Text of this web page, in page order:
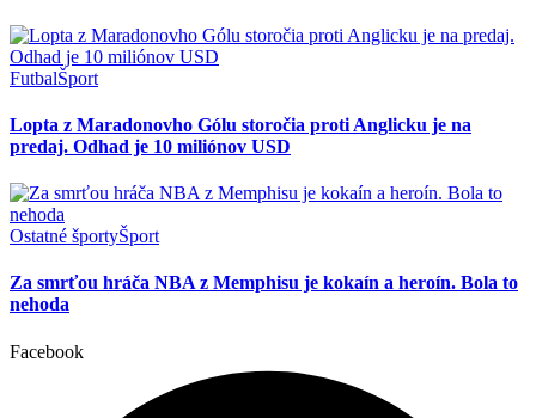
FutbalŠport
Lopta z Maradonovho Gólu storočia proti Anglicku je na
predaj. Odhad je 10 miliónov USD
Ostatné športyŠport
Za smrťou hráča NBA z Memphisu je kokaín a heroín. Bola to
nehoda
Facebook